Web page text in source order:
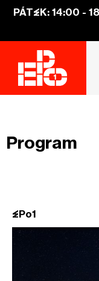
PÁTEK: 14:00 -
Program
EPo1